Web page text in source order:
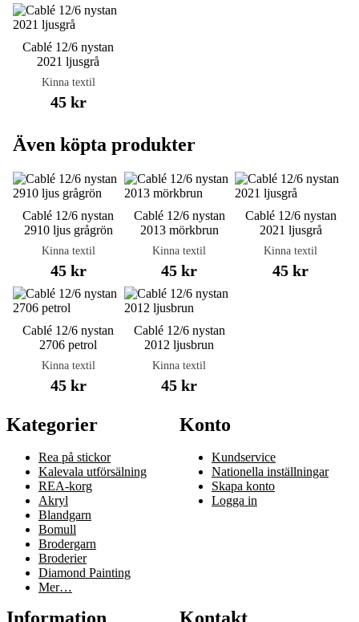
Cablé 12/6 nystan
2021 ljusgrå
Kinna textil
45 kr
Även köpta produkter
Cablé 12/6 nystan
2910 ljus grågrön
Kinna textil
45 kr
Cablé 12/6 nystan
2013 mörkbrun
Kinna textil
45 kr
Cablé 12/6 nystan
2021 ljusgrå
Kinna textil
45 kr
Cablé 12/6 nystan
2706 petrol
Kinna textil
45 kr
Cablé 12/6 nystan
2012 ljusbrun
Kinna textil
45 kr
Kategorier
Rea på stickor
Kalevala utförsälning
REA-korg
Akryl
Blandgarn
Bomull
Brodergarn
Broderier
Diamond Painting
Mer…
Konto
Kundservice
Nationella inställningar
Skapa konto
Logga in